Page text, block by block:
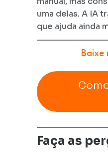
uma delas. A IA
que ajuda ainda
Baixe
Faça as